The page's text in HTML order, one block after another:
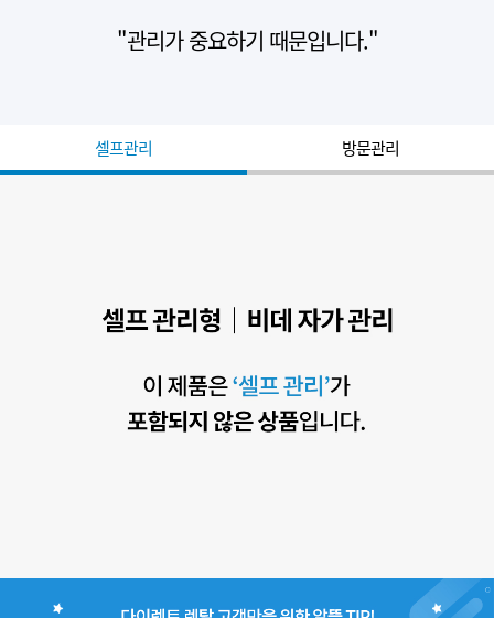
"관리가 중요하기 때문입니다."
셀프관리 방문관리